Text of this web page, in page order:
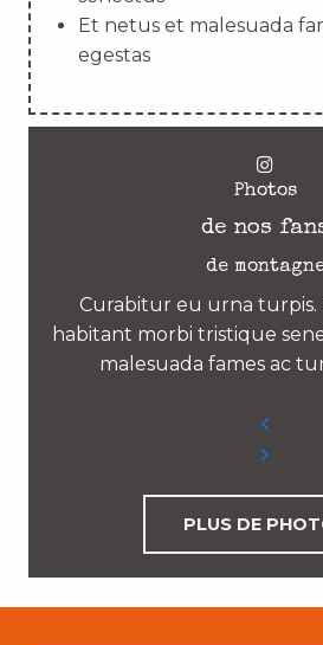
Et netus et malesuada
egestas
Photos
de nos
de
Curabitur eu urna
habitant morbi tristique
malesuada fames ac
PLUS DE